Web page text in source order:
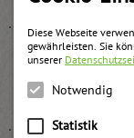
Diese Webseite
gewährleisten. Sie
unserer
Notwendig
Statistik